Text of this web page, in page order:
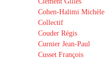
Cohen-Halimi Michèle
Collectif
Couder Régis
Curnier Jean-Paul
Cusset François